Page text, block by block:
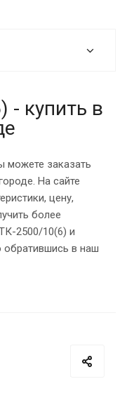
- купить в
можете заказать
На сайте
цену,
более
2500/10(6) и
в наш